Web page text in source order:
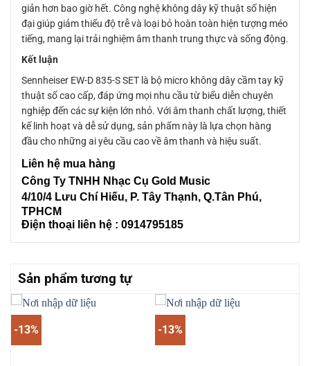
giản hơn bao giờ hết. Công nghệ không dây kỹ thuật số hiện
đại giúp giảm thiểu độ trễ và loại bỏ hoàn toàn hiện tượng méo
tiếng, mang lại trải nghiệm âm thanh trung thực và sống động.
Kết luận
Sennheiser EW-D 835-S SET là bộ micro không dây cầm tay kỹ
thuật số cao cấp, đáp ứng mọi nhu cầu từ biểu diễn chuyên
nghiệp đến các sự kiện lớn nhỏ. Với âm thanh chất lượng, thiết
kế linh hoạt và dễ sử dụng, sản phẩm này là lựa chọn hàng
đầu cho những ai yêu cầu cao về âm thanh và hiệu suất.
Liên hệ mua hàng
Công Ty TNHH Nhạc Cụ Gold Music
4/10/4 Lưu Chí Hiếu, P. Tây Thạnh, Q.Tân Phú,
TPHCM
Điện thoại liên hệ : 0914795185
Sản phẩm tương tự
-13% -13%